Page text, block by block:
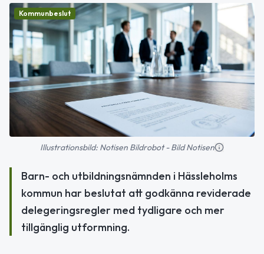
Kommunbeslut
Illustrationsbild: Notisen Bildrobot - Bild Notisen
Barn- och utbildningsnämnden i Hässleholms
kommun har beslutat att godkänna reviderade
delegeringsregler med tydligare och mer
tillgänglig utformning.